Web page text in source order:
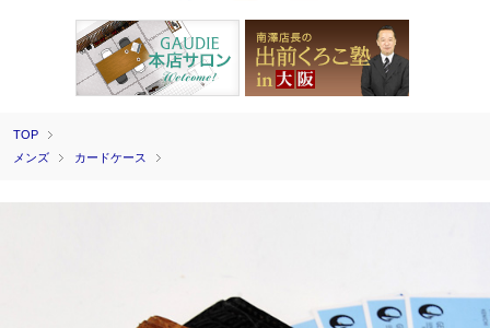
TOP
メンズ
カードケース